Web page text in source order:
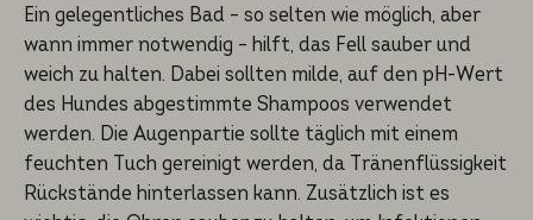
Ein gelegentliches Bad – so selten wie möglich, aber
wann immer notwendig – hilft, das Fell sauber und
weich zu halten. Dabei sollten milde, auf den pH-Wert
des Hundes abgestimmte Shampoos verwendet
werden. Die Augenpartie sollte täglich mit einem
feuchten Tuch gereinigt werden, da Tränenflüssigkeit
Rückstände hinterlassen kann. Zusätzlich ist es